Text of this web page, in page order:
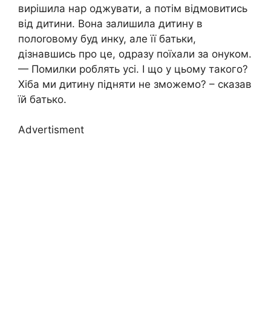
вирішила нар оджувати, а потім відмовитись
від дитини. Вона залишила дитину в
полоrовому буд инку, але її батьки,
дізнавшись про це, одразу поїхали за онуком.
— Помилки роблять усі. І що у цьому такого?
Хіба ми дитину підняти не зможемо? – сказав
їй батько.
Advertisment